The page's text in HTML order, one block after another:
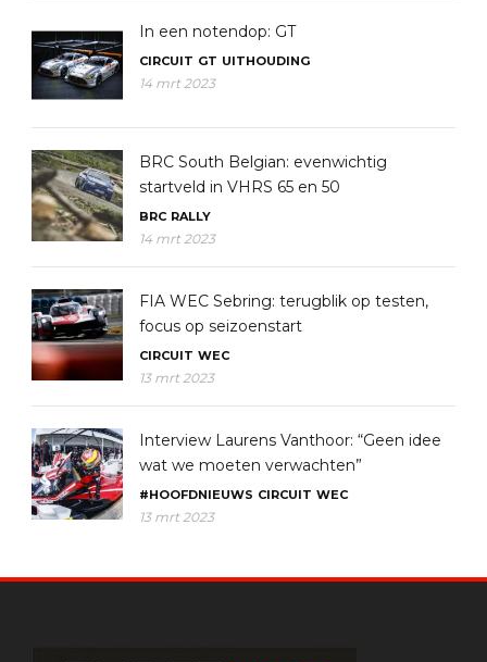
In een notendop: GT
CIRCUIT GT UITHOUDING
14 mrt 2023
BRC South Belgian: evenwichtig
startveld in VHRS 65 en 50
BRC RALLY
14 mrt 2023
FIA WEC Sebring: terugblik op testen,
focus op seizoenstart
CIRCUIT WEC
13 mrt 2023
Interview Laurens Vanthoor: “Geen idee
wat we moeten verwachten”
#HOOFDNIEUWS CIRCUIT WEC
13 mrt 2023